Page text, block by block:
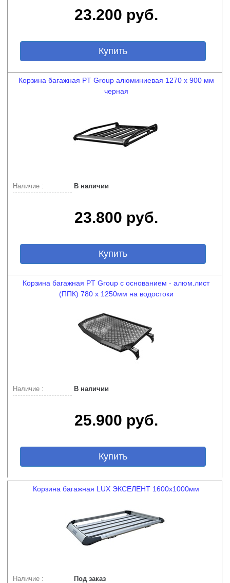
23.200 руб.
Купить
Корзина багажная PT Group алюминиевая 1270 х 900 мм
черная
Наличие : В наличии
23.800 руб.
Купить
Корзина багажная PT Group с основанием - алюм.лист
(ППК) 780 х 1250мм на водостоки
Наличие : В наличии
25.900 руб.
Купить
Корзина багажная LUX ЭКСЕЛЕНТ 1600х1000мм
Наличие : Под заказ